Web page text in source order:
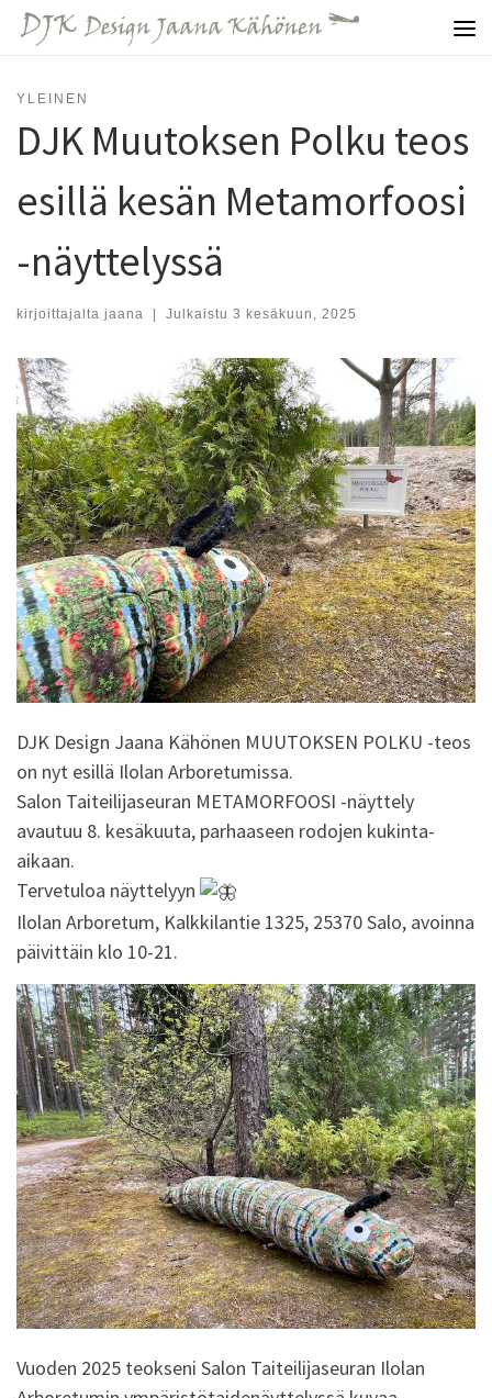
Skip to content
YLEINEN
DJK Muutoksen Polku teos
esillä kesän Metamorfoosi
-näyttelyssä
kirjoittajalta jaana Julkaistu 3 kesäkuun, 2025
DJK Design Jaana Kähönen MUUTOKSEN POLKU -teos
on nyt esillä Ilolan Arboretumissa.
Salon Taiteilijaseuran METAMORFOOSI -näyttely
avautuu 8. kesäkuuta, parhaaseen rodojen kukinta-
aikaan.
Tervetuloa näyttelyyn
Ilolan Arboretum, Kalkkilantie 1325, 25370 Salo, avoinna
päivittäin klo 10-21.
Vuoden 2025 teokseni Salon Taiteilijaseuran Ilolan